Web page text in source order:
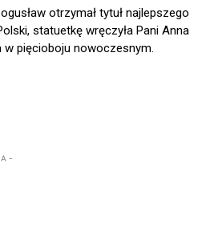
otrzymał tytuł najlepszego
statuetkę wręczyła Pani Anna
w pięcioboju nowoczesnym.
-